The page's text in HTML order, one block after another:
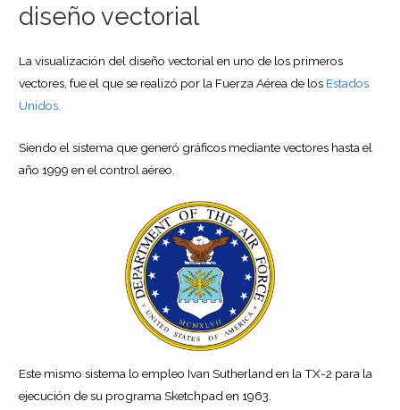
diseño vectorial
La visualización del diseño vectorial en uno de los primeros
vectores, fue el que se realizó por la Fuerza Aérea de los Estados
Unidos.
Siendo el sistema que generó gráficos mediante vectores hasta el
año 1999 en el control aéreo.
Este mismo sistema lo empleo Ivan Sutherland en la TX-2 para la
ejecución de su programa Sketchpad en 1963.